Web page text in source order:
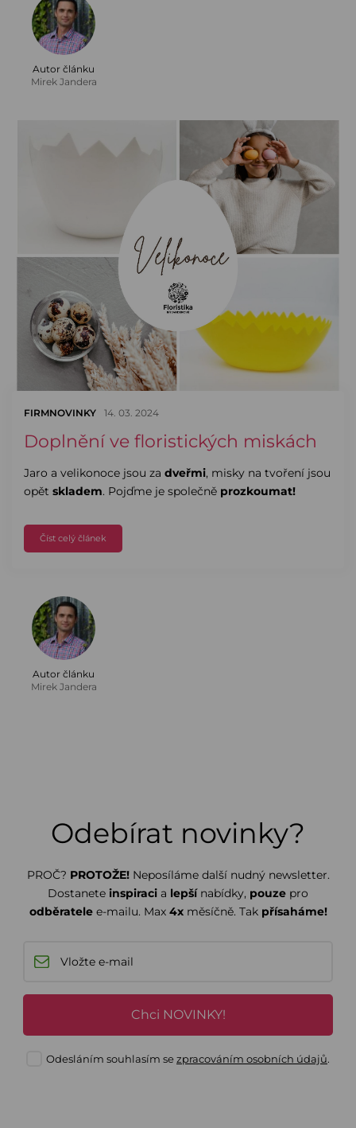
Autor článku
Mirek Jandera
FIRMNOVINKY 14. 03. 2024
Doplnění ve floristických miskách
Jaro a velikonoce jsou za dveřmi, misky na tvoření jsou
opět skladem. Pojďme je společně prozkoumat!
Číst celý článek
Autor článku
Mirek Jandera
Odebírat novinky?
PROČ? PROTOŽE! Neposíláme další nudný newsletter.
Dostanete inspiraci a lepšínabídky, pouze pro
odběratelee-mailu. Max 4xměsíčně. Tak přísaháme!
Chci NOVINKY!
Odesláním souhlasím sezpracováním osobních údajů.